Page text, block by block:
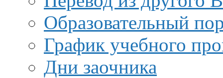
Образовательный
График учебного
Дни заочника